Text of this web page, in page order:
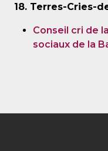
18. Terres-Cries-
Conseil cri de
sociaux de la